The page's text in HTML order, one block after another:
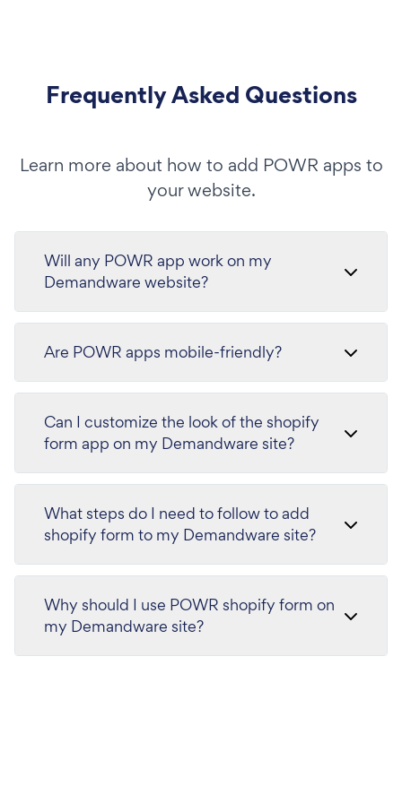
Frequently Asked Questions
Learn more about how to add POWR apps to
your website.
Will any POWR app work on my
Demandware website?
Are POWR apps mobile-friendly?
Can I customize the look of the shopify
form app on my Demandware site?
What steps do I need to follow to add
shopify form to my Demandware site?
Why should I use POWR shopify form on
my Demandware site?